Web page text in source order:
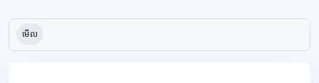
ប្លុក
តម្រូវការសម្រាប់ការបញ្ចប់
មើល